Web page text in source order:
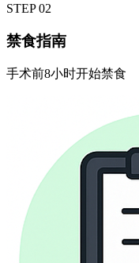
STEP02
禁食指南
手术前8小时开始禁食